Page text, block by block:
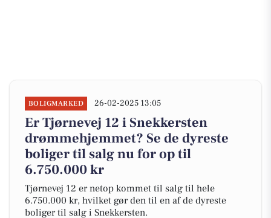
BOLIGMARKED 26-02-2025 13:05
Er Tjørnevej 12 i Snekkersten
drømmehjemmet? Se de dyreste
boliger til salg nu for op til
6.750.000 kr
Tjørnevej 12 er netop kommet til salg til hele
6.750.000 kr, hvilket gør den til en af de dyreste
boliger til salg i Snekkersten.